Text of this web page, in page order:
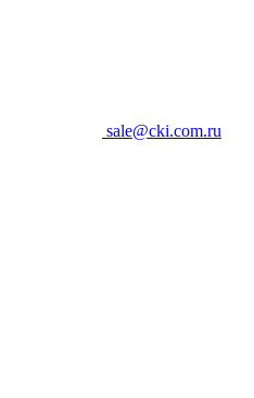
sale@cki.com.ru